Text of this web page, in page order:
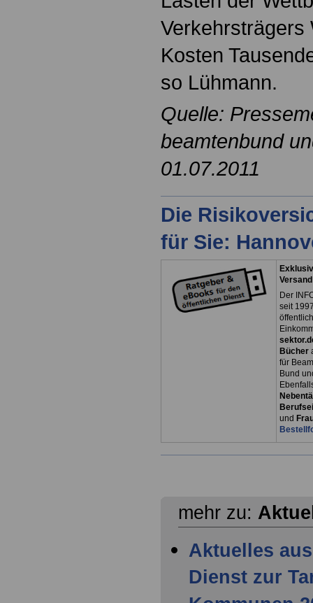
Verkehrsträgers
Kosten
so Lühmann.
Quelle:
beamtenbund
01.07.2011
Die
für Sie:
Der
seit
Bücher
für
Bund
und
mehr zu:
Aktuelles
Dienst zur